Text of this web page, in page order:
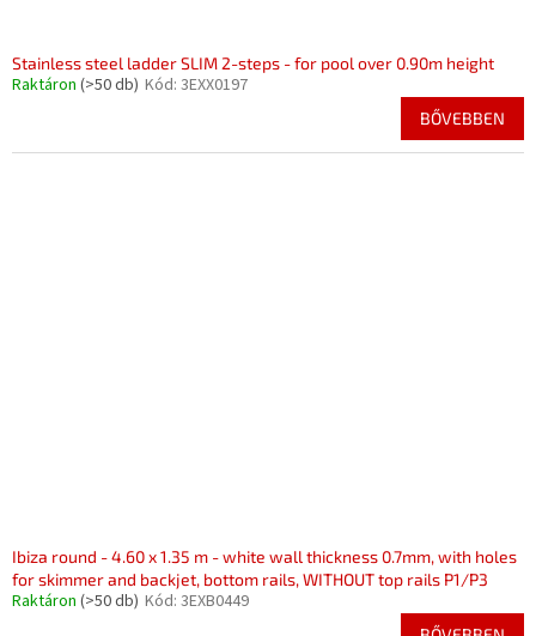
Stainless steel ladder SLIM 2-steps - for pool over 0.90m height
Raktáron (>50 db) Kód: 3EXX0197
BŐVEBBEN
Ibiza round - 4.60 x 1.35 m - white wall thickness 0.7mm, with holes
for skimmer and backjet, bottom rails, WITHOUT top rails P1/P3
Raktáron (>50 db) Kód: 3EXB0449